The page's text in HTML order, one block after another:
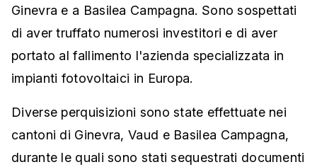
Ginevra e a Basilea Campagna. Sono sospettati
di aver truffato numerosi investitori e di aver
portato al fallimento l'azienda specializzata in
impianti fotovoltaici in Europa.
Diverse perquisizioni sono state effettuate nei
cantoni di Ginevra, Vaud e Basilea Campagna,
durante le quali sono stati sequestrati documenti